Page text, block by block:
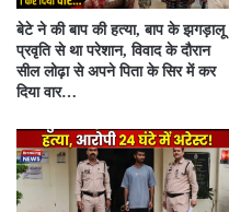
बेटे ने की बाप की हत्या, बाप के झगड़ालू
प्रवृति से था परेशान, विवाद के दौरान
सील लोढ़ा से अपने पिता के सिर में कर
दिया वार…